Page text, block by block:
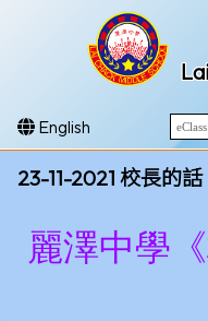
English
23-11-2021 校長的話